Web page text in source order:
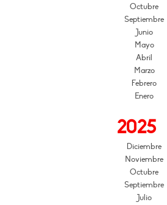
Octubre
Septiembre
Junio
Mayo
Abril
Marzo
Febrero
Enero
2025
Diciembre
Noviembre
Octubre
Septiembre
Julio